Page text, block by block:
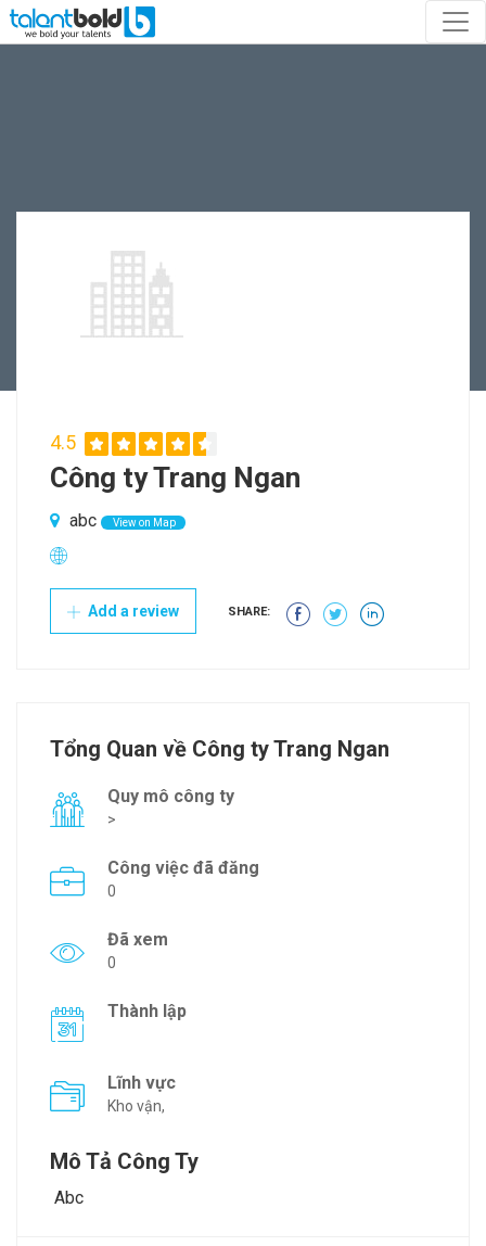
4.5
Công ty Trang Ngan
abc View on Map
Add a review SHARE:
Tổng Quan về Công ty Trang Ngan
Quy mô công ty
>
Công việc đã đăng
0
Đã xem
0
Thành lập
Lĩnh vực
Kho vận,
Mô Tả Công Ty
Abc